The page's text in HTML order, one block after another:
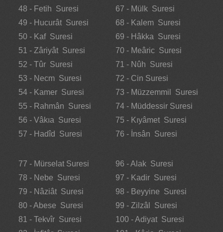
48 - Fetih Suresi
49 - Hucurât Suresi
50 - Kaf Suresi
51 - Zâriyât Suresi
52 - Tûr Suresi
53 - Necm Suresi
54 - Kamer Suresi
55 - Rahmân Suresi
56 - Vâkıa Suresi
57 - Hadîd Suresi
67 - Mülk Suresi
68 - Kalem Suresi
69 - Hâkka Suresi
70 - Meâric Suresi
71 - Nûh Suresi
72 - Cin Suresi
73 - Müzzemmil Suresi
74 - Müddessir Suresi
75 - Kıyâmet Suresi
76 - İnsân Suresi
77 - Mürselat Suresi
78 - Nebe Suresi
79 - Nâziât Suresi
80 - Abese Suresi
81 - Tekvîr Suresi
96 - Alak Suresi
97 - Kadir Suresi
98 - Beyyine Suresi
99 - Zilzâl Suresi
100 - Adiyat Suresi